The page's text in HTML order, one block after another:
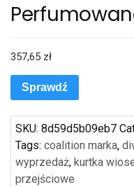
357,65 zł
Sprawdź
SKU: 8d59d5b09eb7
Tags: coalition marka,
wyprzedaż, kurtka
przejściowe